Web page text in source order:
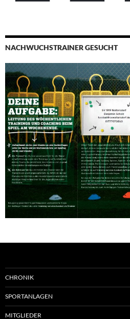
NACHWUCHSTRAINER GESUCHT
CHRONIK
SPORTANLAGEN
MITGLIEDER